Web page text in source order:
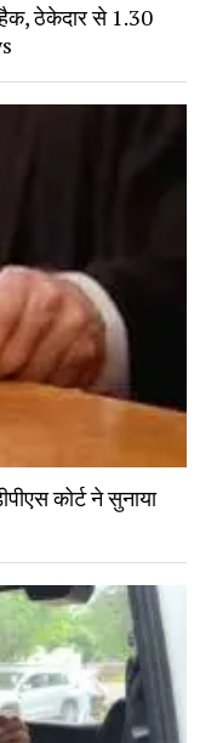
हैक, ठेकेदार से 1.30
कोर्ट ने सुनाया